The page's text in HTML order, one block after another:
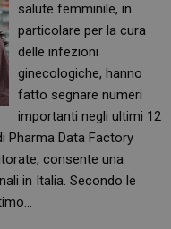
salute femminile, in
particolare per la cura
delle infezioni
ginecologiche, hanno
fatto segnare numeri
importanti negli ultimi 12
Pharma Data Factory
consente una
in Italia. Secondo le